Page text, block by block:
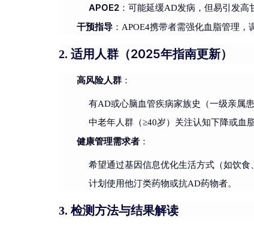
APOE2 ：可能延缓AD发病，但易引发高
干预指导 ：APOE4携带者需强化血脂管理
2. 适用人群（2025年指南更新）
高风险人群 ：
有AD或心脑血管疾病家族史（一级亲属患
中老年人群（≥40岁）关注认知下降或血脂
健康管理需求者 ：
希望通过基因信息优化生活方式（如饮食
计划使用他汀类药物或抗AD药物者。
3. 检测方法与结果解读